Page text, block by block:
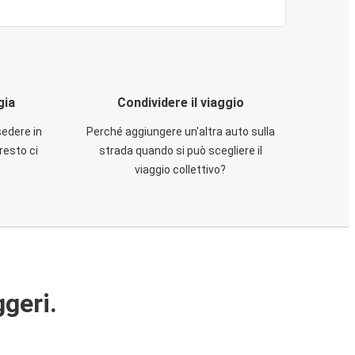
in
ci
Condividere il viaggio
Perché aggiungere un'altra auto sulla
strada quando si può scegliere il
viaggio collettivo?